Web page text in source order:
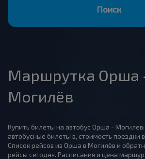
Поиск
Маршрутка Орша
Могилёв
Купить билеты на автобус Орша - Могилёв:
автобусные билеты в, стоимость поездки
Список рейсов из Орша в Могилёв и
рейсы сегодня. Расписания и цена